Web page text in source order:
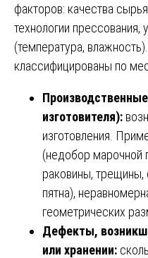
факторов: качества
технологии прессования,
(температура,
классифицированы по
изготовителя):
изготовления.
(недобор марочной
раковины,
пятна),
геометрических
Дефекты,
или хранении: